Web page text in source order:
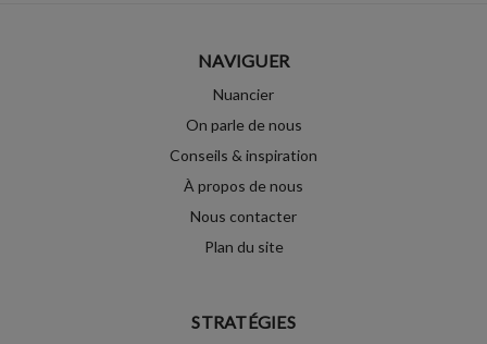
NAVIGUER
Nuancier
On parle de nous
Conseils & inspiration
À propos de nous
Nous contacter
Plan du site
STRATÉGIES